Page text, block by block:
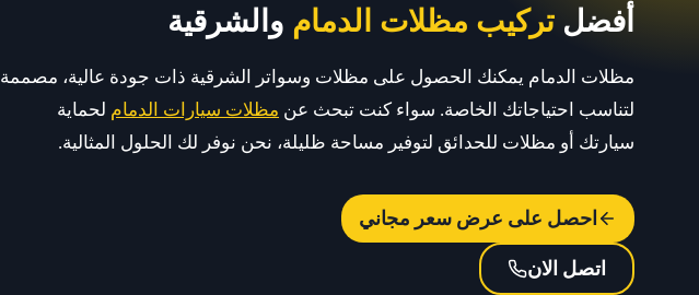
أفضل تركيب مظلات الدمام والشرقية
مظلات الدمام يمكنك الحصول على مظلات وسواتر الشرقية ذات جودة عالية، مصممة
لتناسب احتياجاتك الخاصة. سواء كنت تبحث عن مظلات سيارات الدمام لحماية
سيارتك أو مظلات للحدائق لتوفير مساحة ظليلة، نحن نوفر لك الحلول المثالية.
اتصل الان
احصل على عرض سعر مجاني